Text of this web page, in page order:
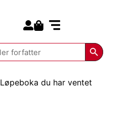
Search
Løpeboka du har ventet